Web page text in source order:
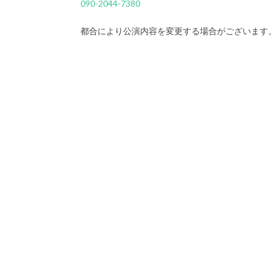
090-2044-7380
都合により公演内容を変更する場合がございます